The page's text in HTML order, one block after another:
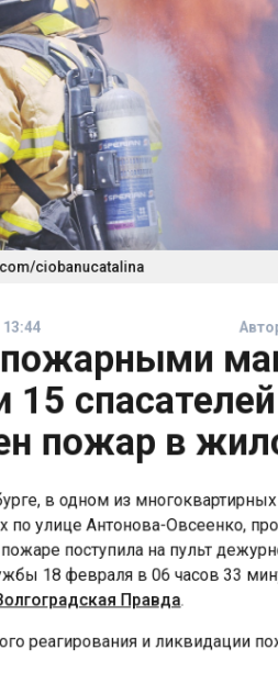
ciobanucatalina
15
пожар в
в одном из
улице Антонова-Овсеенко,
поступила на пульт
18 февраля в 06 часов 33
Правда
реагирования и ликвидации